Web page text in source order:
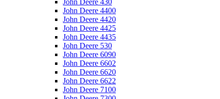
John Deere 430
John Deere 4400
John Deere 4420
John Deere 4425
John Deere 4435
John Deere 530
John Deere 6090
John Deere 6602
John Deere 6620
John Deere 6622
John Deere 7100